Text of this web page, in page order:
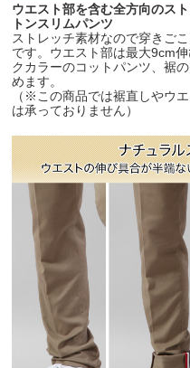
ウエスト部を含む全方向のス
トンスリムパンツ
ストレッチ素材なので穿きご
です。ウエスト部は最大9cm
クカラーのコットパンツ、裾
めます。
（※この商品では裾直しやウ
は承っておりません）